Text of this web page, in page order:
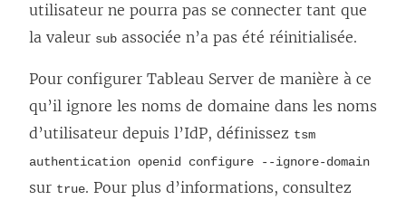
utilisateur ne pourra pas se connecter tant que
la valeur sub associée n’a pas été réinitialisée.
Pour configurer Tableau Server de manière à ce
qu’il ignore les noms de domaine dans les noms
d’utilisateur depuis l’IdP, définissez tsm
authentication openid configure --ignore-domain
sur true. Pour plus d’informations, consultez